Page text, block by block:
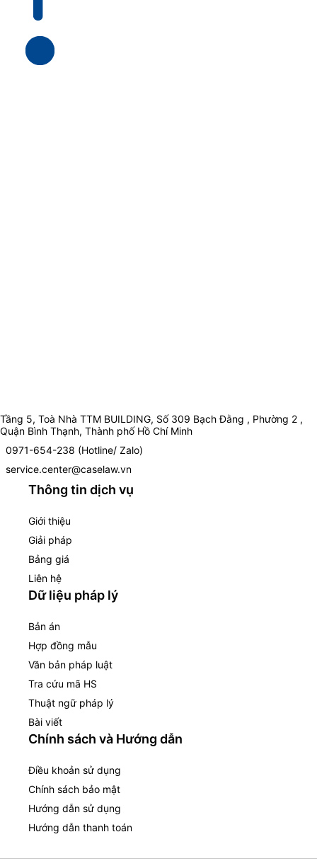
Tầng 5, Toà Nhà TTM BUILDING, Số 309 Bạch Đằng , Phường 2 ,
Quận Bình Thạnh, Thành phố Hồ Chí Minh
0971-654-238 (Hotline/ Zalo)
service.center@caselaw.vn
Thông tin dịch vụ
Giới thiệu
Giải pháp
Bảng giá
Liên hệ
Dữ liệu pháp lý
Bản án
Hợp đồng mẫu
Văn bản pháp luật
Tra cứu mã HS
Thuật ngữ pháp lý
Bài viết
Chính sách và Hướng dẫn
Điều khoản sử dụng
Chính sách bảo mật
Hướng dẫn sử dụng
Hướng dẫn thanh toán